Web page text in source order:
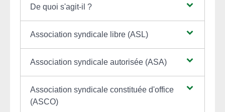
De quoi s'agit-il ?
Association syndicale libre (ASL)
Association syndicale autorisée (ASA)
Association syndicale constituée d'office
(ASCO)